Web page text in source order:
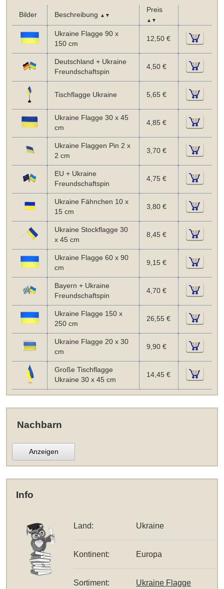
Bilder Beschreibung ▲▼
Preis
▲▼
Ukraine Flagge 90 x
150 cm
12,50 €
Deutschland + Ukraine
Freundschaftspin
4,50 €
Tischflagge Ukraine 5,65 €
Ukraine Flagge 30 x 45
cm
4,85 €
Ukraine Flaggen Pin 2 x
2 cm
3,70 €
EU + Ukraine
Freundschaftspin
4,75 €
Ukraine Fähnchen 10 x
15 cm
3,80 €
Ukraine Stockflagge 30
x 45 cm
8,45 €
Ukraine Flagge 60 x 90
cm
9,15 €
Bayern + Ukraine
Freundschaftspin
4,70 €
Ukraine Flagge 150 x
250 cm
26,55 €
Ukraine Flagge 20 x 30
cm
9,90 €
Große Tischflagge
Ukraine 30 x 45 cm
14,45 €
Nachbarn
Anzeigen
Info
Land: Ukraine
Kontinent: Europa
Sortiment: Ukraine Flagge